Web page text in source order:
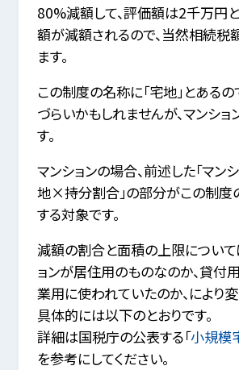
80%減額して、評価額は2千万円
額が減額されるので、当然相続税
ます。
この制度の名称に「宅地」とあるの
づらいかもしれませんが、マンショ
す。
マンションの場合、前述した「マン
地×持分割合」の部分がこの制度
する対象です。
減額の割合と面積の上限について
ョンが居住用のものなのか、貸付
業用に使われていたのか、により変
具体的には以下のとおりです。
詳細は国税庁の公表する「小規模
を参考にしてください。